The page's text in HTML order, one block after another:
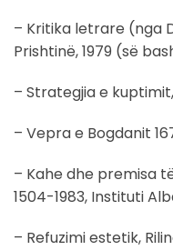
– Kritika letrare (nga
Prishtinë, 1979 (së
– Strategjia e kuptimit,
– Vepra e Bogdanit
– Kahe dhe premisa
1504-1983, Instituti
– Refuzimi estetik,